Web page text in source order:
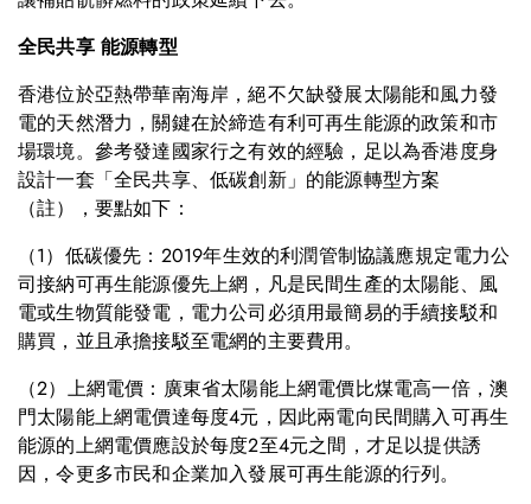
全民共享 能源轉型
香港位於亞熱帶華南海岸，絕不欠缺發展太陽能和風力發
電的天然潛力，關鍵在於締造有利可再生能源的政策和市
場環境。參考發達國家行之有效的經驗，足以為香港度身
設計一套「全民共享、低碳創新」的能源轉型方案
（註），要點如下：
（1）低碳優先：2019年生效的利潤管制協議應規定電力公
司接納可再生能源優先上網，凡是民間生產的太陽能、風
電或生物質能發電，電力公司必須用最簡易的手續接駁和
購買，並且承擔接駁至電網的主要費用。
（2）上網電價：廣東省太陽能上網電價比煤電高一倍，澳
門太陽能上網電價達每度4元，因此兩電向民間購入可再生
能源的上網電價應設於每度2至4元之間，才足以提供誘
因，令更多市民和企業加入發展可再生能源的行列。